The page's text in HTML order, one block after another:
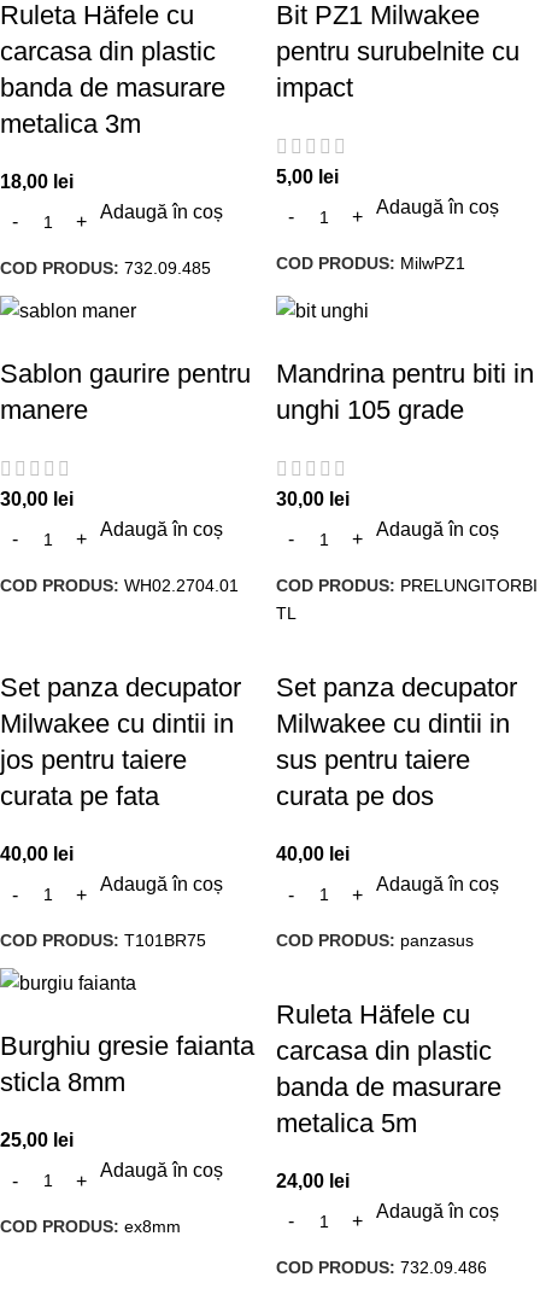
Ruleta Häfele cu
carcasa din plastic
banda de masurare
metalica 3m
18,00 lei
Adaugă în coș
COD PRODUS: 732.09.485
Bit PZ1 Milwakee
pentru surubelnite cu
impact
5,00 lei
Adaugă în coș
COD PRODUS: MilwPZ1
Sablon gaurire pentru
manere
30,00 lei
Adaugă în coș
COD PRODUS: WH02.2704.01
Mandrina pentru biti in
unghi 105 grade
30,00 lei
Adaugă în coș
COD PRODUS: PRELUNGITORBI
TL
Set panza decupator
Milwakee cu dintii in
jos pentru taiere
curata pe fata
40,00 lei
Adaugă în coș
COD PRODUS: T101BR75
Set panza decupator
Milwakee cu dintii in
sus pentru taiere
curata pe dos
40,00 lei
Adaugă în coș
COD PRODUS: panzasus
Burghiu gresie faianta
sticla 8mm
25,00 lei
Adaugă în coș
COD PRODUS: ex8mm
Ruleta Häfele cu
carcasa din plastic
banda de masurare
metalica 5m
24,00 lei
Adaugă în coș
COD PRODUS: 732.09.486